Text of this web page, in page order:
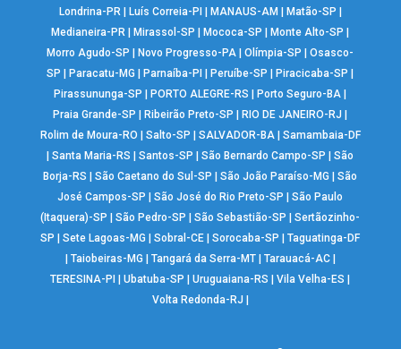
Londrina-PR| Luís Correia-PI MANAUS-AM Matão-SP
Medianeira-PR
Mirassol-SP Mococa-SP Monte Alto-SP
Morro Agudo-SP
Novo Progresso-PA |Olímpia-SP |Osasco-
SP
Paracatu-MG Parnaíba-PI Peruíbe-SP Piracicaba-SP
Pirassununga-SP
PORTO ALEGRE-RS Porto Seguro-BA
Praia Grande-SP
Ribeirão Preto-SP RIO DE JANEIRO-RJ
Rolim de Moura-RO
Salto-SP SALVADOR-BA| Samambaia-DF
|Santa Maria-RS |Santos-SP |São Bernardo Campo-SP |São
Borja-RS
|São Caetano do Sul-SP |São João Paraíso-MG |São
José Campos-SP
|São José do Rio Preto-SP |São Paulo
(Itaquera)-SP
|São Pedro-SP |São Sebastião-SP |Sertãozinho-
SP
|Sete Lagoas-MG |Sobral-CE |Sorocaba-SP |Taguatinga-DF
Taiobeiras-MG Tangará da Serra-MT| Tarauacá-AC|
TERESINA-PI
|Ubatuba-SP |Uruguaiana-RS |Vila Velha-ES
Volta Redonda-RJ